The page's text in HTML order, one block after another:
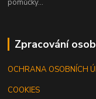
pomůcky...
Zpracování
OCHRANA OSOBNÍCH
COOKIES